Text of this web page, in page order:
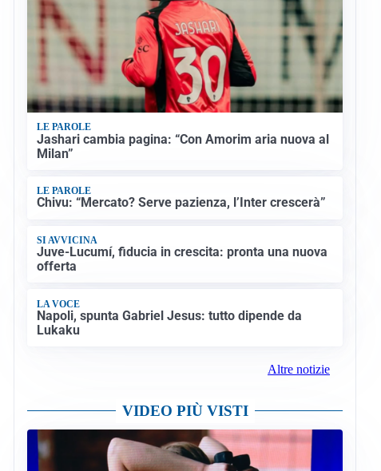
LE PAROLE
Jashari cambia pagina: “Con Amorim aria nuova al
Milan”
LE PAROLE
Chivu: “Mercato? Serve pazienza, l’Inter crescerà”
SI AVVICINA
Juve-Lucumí, fiducia in crescita: pronta una nuova
offerta
LA VOCE
Napoli, spunta Gabriel Jesus: tutto dipende da
Lukaku
Altre notizie
VIDEO PIÙ VISTI